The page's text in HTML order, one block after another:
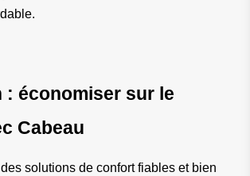
: économiser sur le
Cabeau
solutions de confort fiables et bien